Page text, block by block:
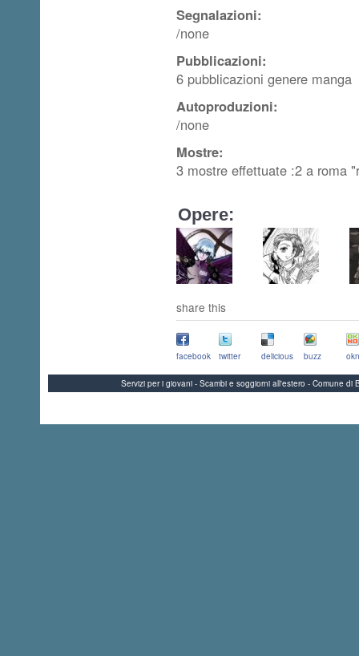
Segnalazioni:
/none
Pubblicazioni:
6 pubblicazioni genere manga
Autoproduzioni:
/none
Mostre:
3 mostre effettuate :2 a roma
Opere:
share this
facebook twitter delicious buzz
Servizi per i giovani - Scambi e soggiorni all'estero - Comune